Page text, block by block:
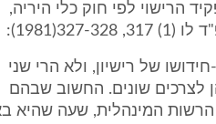
פנחס שללם נ' פקיד הרישוי לפי חוק כלי היריה,
של רישיון, ולא הרי שני
לצרכים שונים. החשוב שבהם
הרשות המינהלית, שעה שהיא